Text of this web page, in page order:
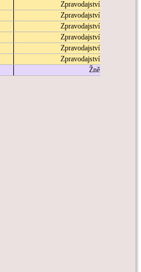
Zpravodajství
Zpravodajství
Zpravodajství
Zpravodajství
Zpravodajství
Zpravodajství
Žně